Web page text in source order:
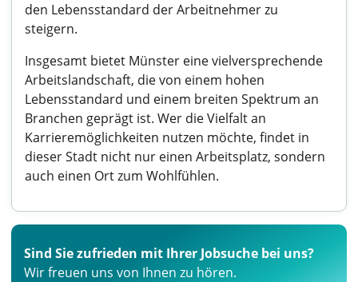
den Lebensstandard der Arbeitnehmer zu
steigern.
Insgesamt bietet Münster eine vielversprechende
Arbeitslandschaft, die von einem hohen
Lebensstandard und einem breiten Spektrum an
Branchen geprägt ist. Wer die Vielfalt an
Karrieremöglichkeiten nutzen möchte, findet in
dieser Stadt nicht nur einen Arbeitsplatz, sondern
auch einen Ort zum Wohlfühlen.
Sind Sie zufrieden mit Ihrer Jobsuche bei uns?
Wir freuen uns von Ihnen zu hören.